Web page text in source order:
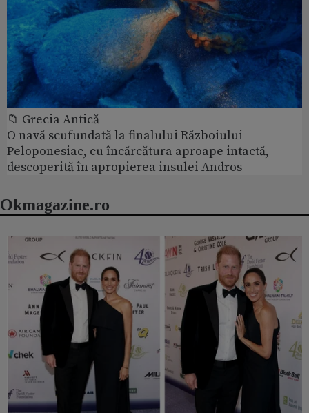
📁 Grecia Antică
O navă scufundată la finalului Războiului
Peloponesiac, cu încărcătura aproape intactă,
descoperită în apropierea insulei Andros
Okmagazine.ro